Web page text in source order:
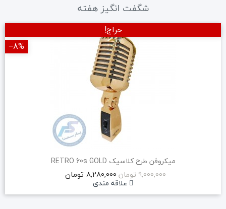
شگفت انگیز هفته
میکروفن طرح کلاسیک RETRO 60s GOLD
9,000,000 تومان
8,280,000 تومان
علاقه مندی
حراج!
‎−8%